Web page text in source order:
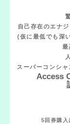
自己存在のエナ
(仮に最低でも深
最
スーパーコンシ
Access
5回券購入